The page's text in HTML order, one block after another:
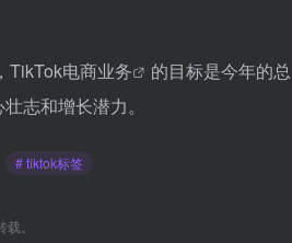
TikTok电商业务
的目标是今年的总
志和增长潜力。
# tiktok标签
。